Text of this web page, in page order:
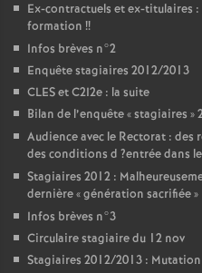
Ex-contractuels et ex-titulaires :
formation !!
Infos brèves n°2
Enquête stagiaires 2012/2013
CLESet C2I2e : la suite
Bilan de l’enquête «stagiaires »
Audience avec le Rectorat :
des conditions d ?entrée dans
Stagiaires 2012 :
dernière «génération sacrifiée»
Infos brèves n°3
Circulaire stagiaire du 12 nov
Stagiaires 2012/2013 :